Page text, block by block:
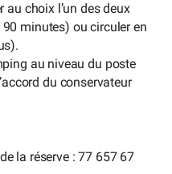
choix l’un des deux
minutes) ou circuler en
au niveau du poste
du conservateur
la réserve : 77 657 67